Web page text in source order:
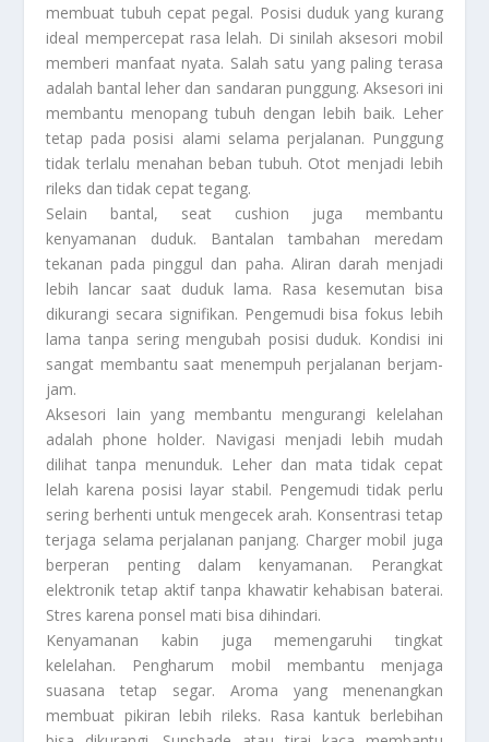
membuat tubuh cepat pegal. Posisi duduk yang kurang
ideal mempercepat rasa lelah. Di sinilah aksesori mobil
memberi manfaat nyata. Salah satu yang paling terasa
adalah bantal leher dan sandaran punggung. Aksesori ini
membantu menopang tubuh dengan lebih baik. Leher
tetap pada posisi alami selama perjalanan. Punggung
tidak terlalu menahan beban tubuh. Otot menjadi lebih
rileks dan tidak cepat tegang.
Selain bantal, seat cushion juga membantu
kenyamanan duduk. Bantalan tambahan meredam
tekanan pada pinggul dan paha. Aliran darah menjadi
lebih lancar saat duduk lama. Rasa kesemutan bisa
dikurangi secara signifikan. Pengemudi bisa fokus lebih
lama tanpa sering mengubah posisi duduk. Kondisi ini
sangat membantu saat menempuh perjalanan berjam-
jam.
Aksesori lain yang membantu mengurangi kelelahan
adalah phone holder. Navigasi menjadi lebih mudah
dilihat tanpa menunduk. Leher dan mata tidak cepat
lelah karena posisi layar stabil. Pengemudi tidak perlu
sering berhenti untuk mengecek arah. Konsentrasi tetap
terjaga selama perjalanan panjang. Charger mobil juga
berperan penting dalam kenyamanan. Perangkat
elektronik tetap aktif tanpa khawatir kehabisan baterai.
Stres karena ponsel mati bisa dihindari.
Kenyamanan kabin juga memengaruhi tingkat
kelelahan. Pengharum mobil membantu menjaga
suasana tetap segar. Aroma yang menenangkan
membuat pikiran lebih rileks. Rasa kantuk berlebihan